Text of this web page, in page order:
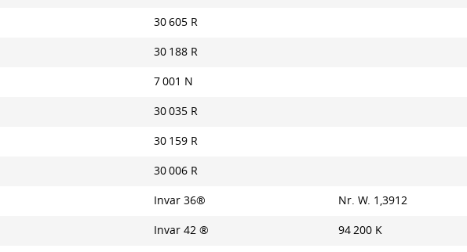
30 605 R
30 188 R
7 001 N
30 035 R
30 159 R
30 006 R
Invar 36® Nr. W. 1,3912
Invar 42 ® 94 200 K